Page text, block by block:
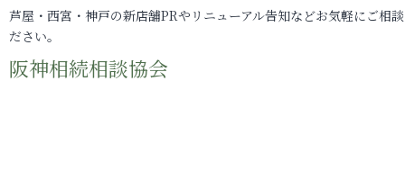
芦屋・西宮・神戸の新店舗PRやリニューアル告知などお気軽にご相
ださい。
阪神相続相談協会